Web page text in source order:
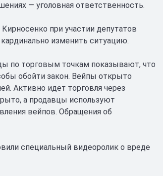
— уголовная ответственность.
при участии депутатов
изменить ситуацию.
по торговым точкам показывают, что
обойти закон. Вейпы открыто
Активно идет торговля через
а продавцы используют
вейпов. Обращения об
специальный видеоролик о вреде